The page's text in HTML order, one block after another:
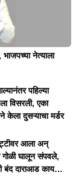
भाजपच्या नेत्याला
पहिल्या
विसरली, एका
केला दुसऱ्याचा मर्डर
आला अन्
गोळी घालून संपवले,
बंद दाराआड काय